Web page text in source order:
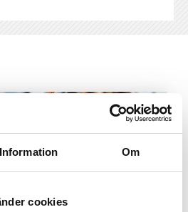
Information Om
cookies